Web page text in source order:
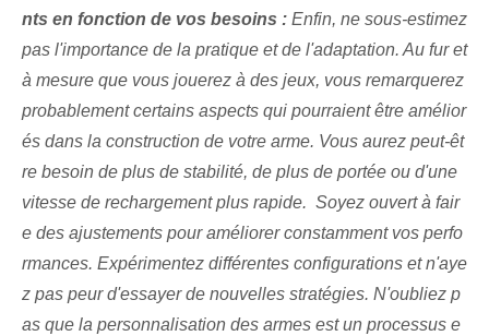
nts en fonction de vos besoins : Enfin, ne sous-estimez
pas l'importance de la pratique et de l'adaptation. Au fur et
à mesure que vous jouerez à des jeux, vous remarquerez
probablement certains aspects qui pourraient être amélior
és dans la construction de votre arme. Vous aurez peut-êt
re besoin de plus de stabilité, de plus de portée ou d'une
vitesse de rechargement plus rapide. ‌ Soyez ouvert à fair
e des ajustements‍ pour améliorer constamment vos perfo
rmances. Expérimentez différentes configurations et n'aye
z pas peur d'essayer de nouvelles stratégies. N'oubliez p
as que la personnalisation des armes est un processus e